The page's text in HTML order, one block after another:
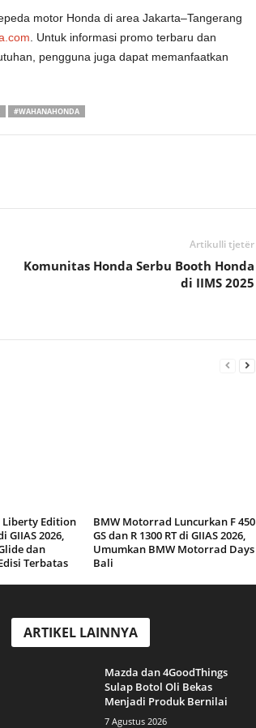
motor Honda di area Jakarta–Tangerang
. Untuk informasi promo terbaru dan
pengguna juga dapat memanfaatkan
#WAHANAHONDA
Artikulli tjetër
Komunitas Honda Serbu Booth Honda
di IIMS 2025
Edition
GIIAS 2026,
dan
Terbatas
BMW Motorrad Luncurkan F 450
GS dan R 1300 RT di GIIAS 2026,
Umumkan BMW Motorrad Days
Bali
ARTIKEL LAINNYA
Mazda dan 4GoodThings
Sulap Botol Oli Bekas
Menjadi Produk Bernilai
7 Agustus 2026